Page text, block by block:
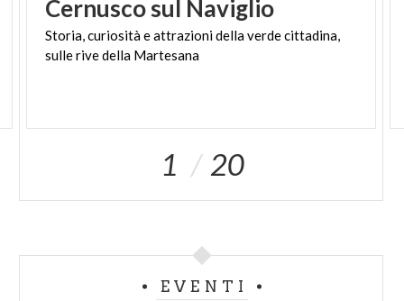
Cernuscosul Naviglio
Storia, curiositàeattrazionidellaverdecittadina,
sullerivedella Martesana
1 20
EVENTI